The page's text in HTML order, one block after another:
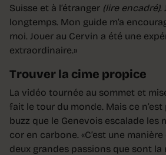
Suisse et à l’étranger (lire encadré).
longtemps. Mon guide m’a
moi. Jouer au Cervin a été une
extraordinaire.»
Trouver la cime propice
La vidéo tournée au sommet et
fait le tour du monde. Mais ce
buzz que le Genevois escalade les
cor en carbone. «C’est une
deux grandes passions que sont la